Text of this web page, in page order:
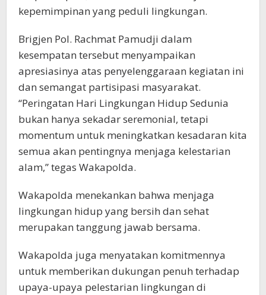
kepemimpinan yang peduli lingkungan.
Brigjen Pol. Rachmat Pamudji dalam
kesempatan tersebut menyampaikan
apresiasinya atas penyelenggaraan kegiatan ini
dan semangat partisipasi masyarakat.
“Peringatan Hari Lingkungan Hidup Sedunia
bukan hanya sekadar seremonial, tetapi
momentum untuk meningkatkan kesadaran kita
semua akan pentingnya menjaga kelestarian
alam,” tegas Wakapolda.
Wakapolda menekankan bahwa menjaga
lingkungan hidup yang bersih dan sehat
merupakan tanggung jawab bersama.
Wakapolda juga menyatakan komitmennya
untuk memberikan dukungan penuh terhadap
upaya-upaya pelestarian lingkungan di